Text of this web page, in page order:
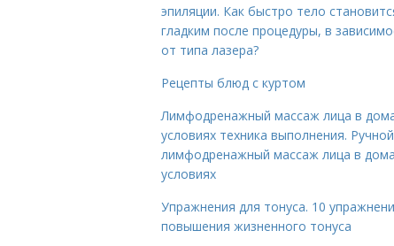
эпиляции. Как быстро тело
гладким после процедуры, в
от типа лазера?
Рецепты блюд с куртом
Лимфодренажный массаж лица в
условиях техника выполнения. Ручной
лимфодренажный массаж лица в
условиях
Упражнения для тонуса. 10
повышения жизненного тонуса